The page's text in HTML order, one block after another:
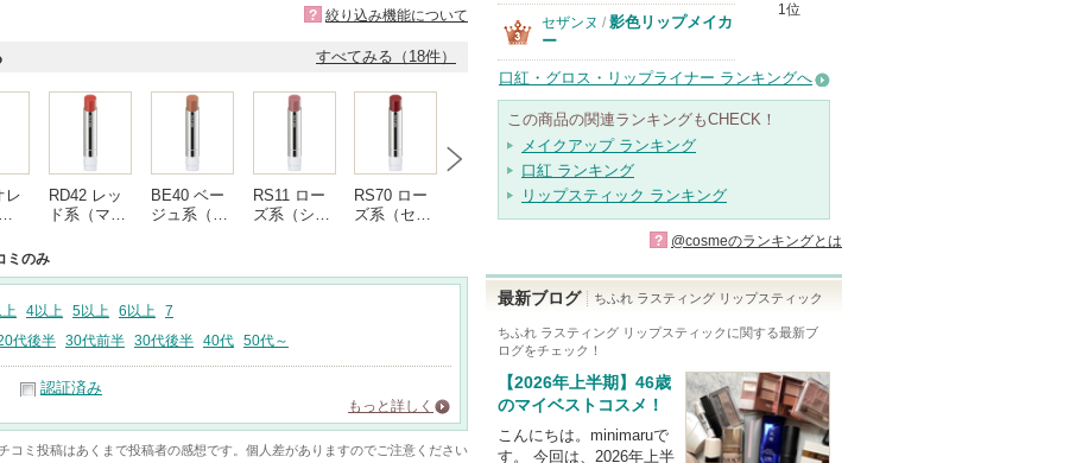
? 絞り込み機能について
すべてみる（18件）
レ
RD42 レッ
ド系（マ…
BE40 ベー
ジュ系（…
RS11 ロー
ズ系（シ…
RS70 ロー
ズ系（セ…
PK42 ピン
ク系（シ…
RD70 レッ
ド系（シ…
BR40 ブラ
ウン系（…
ク系 （…
ミのみ
4以上 5以上 6以上
7
代後半 30代前半 30代後半 40代 50代～
認証済み
もっと詳しく
コミ投稿はあくまで投稿者の感想です。個人差がありますのでご注意ください
1位
セザンヌ / 影色リップメイカ
ー
口紅・グロス・リップライナー ランキングへ
この商品の関連ランキングもCHECK！
メイクアップ ランキング
口紅 ランキング
リップスティック ランキング
? @cosmeのランキングとは
最新ブログ ちふれ ラスティング リップスティック
ちふれ ラスティング リップスティック に関する最新ブ
ログをチェック！
【2026年上半期】46歳
のマイベストコスメ！
こんにちは。minimaruで
す。 今回は、2026年上半